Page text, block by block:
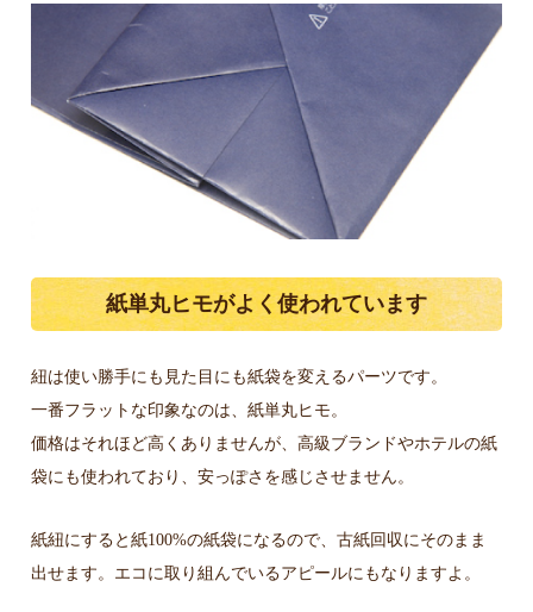
紙単丸ヒモがよく使われています
紐は使い勝手にも見た目にも紙袋を変えるパーツです。
一番フラットな印象なのは、紙単丸ヒモ。
価格はそれほど高くありませんが、高級ブランドやホテルの紙
袋にも使われており、安っぽさを感じさせません。
紙紐にすると紙100%の紙袋になるので、古紙回収にそのまま
出せます。エコに取り組んでいるアピールにもなりますよ。